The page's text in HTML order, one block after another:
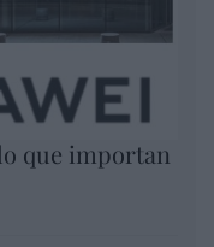
que importan